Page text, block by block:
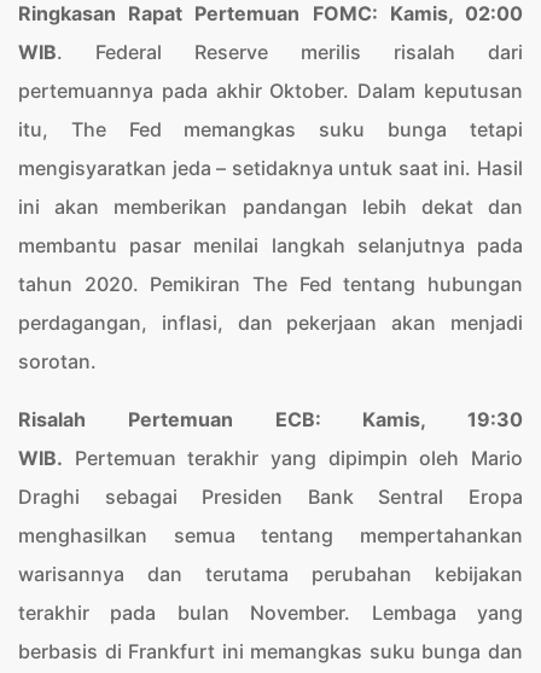
Ringkasan Rapat Pertemuan FOMC: Kamis, 02:00
WIB. Federal Reserve merilis risalah dari
pertemuannya pada akhir Oktober. Dalam keputusan
itu, The Fed memangkas suku bunga tetapi
mengisyaratkan jeda – setidaknya untuk saat ini. Hasil
ini akan memberikan pandangan lebih dekat dan
membantu pasar menilai langkah selanjutnya pada
tahun 2020. Pemikiran The Fed tentang hubungan
perdagangan, inflasi, dan pekerjaan akan menjadi
sorotan.
Risalah Pertemuan ECB: Kamis, 19:30
WIB. Pertemuan terakhir yang dipimpin oleh Mario
Draghi sebagai Presiden Bank Sentral Eropa
menghasilkan semua tentang mempertahankan
warisannya dan terutama perubahan kebijakan
terakhir pada bulan November. Lembaga yang
berbasis di Frankfurt ini memangkas suku bunga dan